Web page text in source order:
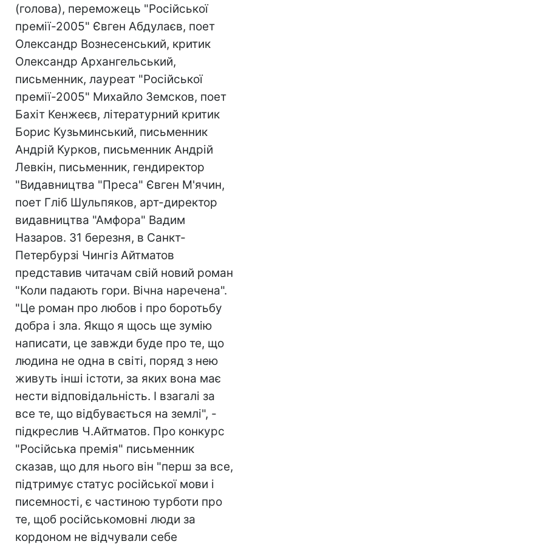
(голова), переможець "Російської
премії-2005" Євген Абдулаєв, поет
Олександр Вознесенський, критик
Олександр Архангельський,
письменник, лауреат "Російської
премії-2005" Михайло Земсков, поет
Бахіт Кенжеєв, літературний критик
Борис Кузьминський, письменник
Андрій Курков, письменник Андрій
Левкін, письменник, гендиректор
"Видавництва "Преса" Євген М'ячин,
поет Гліб Шульпяков, арт-директор
видавництва "Амфора" Вадим
Назаров. 31 березня, в Санкт-
Петербурзі Чингіз Айтматов
представив читачам свій новий роман
"Коли падають гори. Вічна наречена".
"Це роман про любов і про боротьбу
добра і зла. Якщо я щось ще зумію
написати, це завжди буде про те, що
людина не одна в світі, поряд з нею
живуть інші істоти, за яких вона має
нести відповідальність. І взагалі за
все те, що відбувається на землі", -
підкреслив Ч.Айтматов. Про конкурс
"Російська премія" письменник
сказав, що для нього він "перш за все,
підтримує статус російської мови і
писемності, є частиною турботи про
те, щоб російськомовні люди за
кордоном не відчували себе